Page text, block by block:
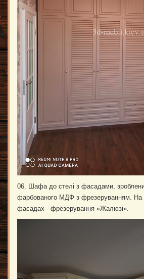
06. Шафа до стелі з фасадами,
фарбованого МДФ з фрезеруванням. На
фасадах - фрезерування «Жалюзі».